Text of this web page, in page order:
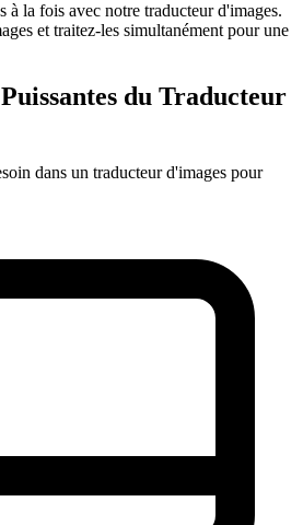
à la fois avec notre traducteur d'images.
et traitez-les simultanément pour une
du Traducteur
dans un traducteur d'images pour